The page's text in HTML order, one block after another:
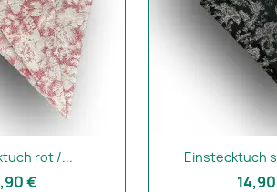
rot /...
€
Einstecktuch